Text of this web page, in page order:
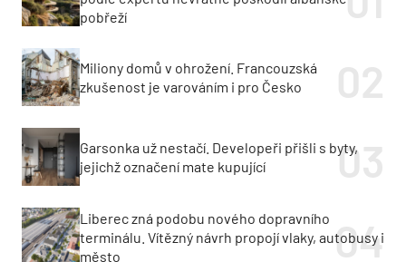
pobřeží
Miliony domů v ohrožení. Francouzská
zkušenost je varováním i pro Česko
Garsonka už nestačí. Developeři přišli s byty,
jejichž označení mate kupující
Liberec zná podobu nového dopravního
terminálu. Vítězný návrh propojí vlaky, autobusy i
město